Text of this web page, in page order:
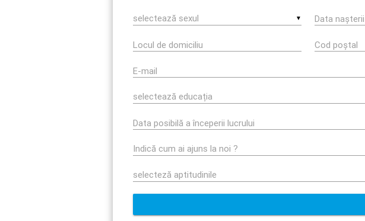
▼ Data nașterii
Locul de domiciliu Cod poștal
E-mail
Data posibilă a începerii lucrului